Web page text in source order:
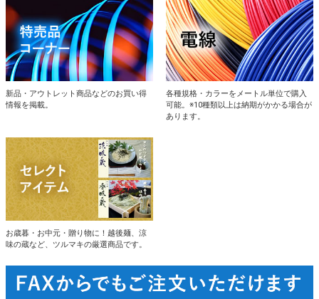
新品・アウトレット商品などのお買い得
情報を掲載。
各種規格・カラーをメートル単位で購入
可能。※10種類以上は納期がかかる場合が
あります。
お歳暮・お中元・贈り物に！越後麺、涼
味の蔵など、ツルマキの厳選商品です。